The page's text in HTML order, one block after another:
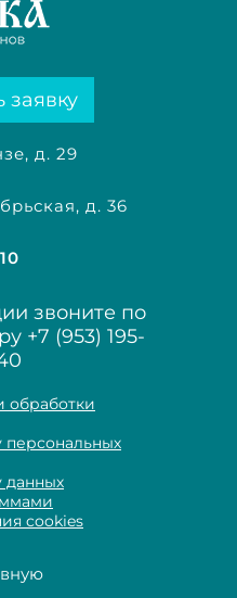
заявку
д. 29
д. 36
звоните по
+7 (953) 195-
обработки
персональных
данных
cookies